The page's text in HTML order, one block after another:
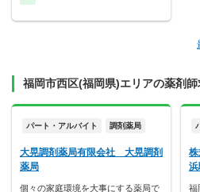
福岡市西区(福岡県)エリアの薬剤師
パート・アルバイト 調剤薬局
大晃調剤薬局有限会社 大晃調剤
薬局
個々の家庭環境を大事にする薬局で
福